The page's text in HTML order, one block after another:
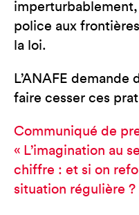
police aux
la loi.
L’ANAFE demande
faire cesser ces
Communiqué de
« L’imagination au
chiffre : et si on
situation régulière